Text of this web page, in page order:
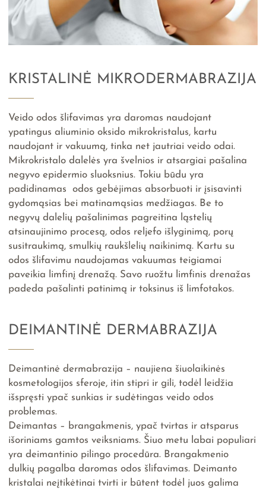
KRISTALINĖ MIKRODERMABRAZIJA
Veido odos šlifavimas yra daromas naudojant
ypatingus aliuminio oksido mikrokristalus, kartu
naudojant ir vakuumą, tinka net jautriai veido odai.
Mikrokristalo dalelės yra švelnios ir atsargiai pašalina
negyvo epidermio sluoksnius. Tokiu būdu yra
padidinamas odos gebėjimas absorbuoti ir įsisavinti
gydomąsias bei matinamąsias medžiagas. Be to
negyvų dalelių pašalinimas pagreitina ląstelių
atsinaujinimo procesą, odos reljefo išlyginimą, porų
susitraukimą, smulkių raukšlelių naikinimą. Kartu su
odos šlifavimu naudojamas vakuumas teigiamai
paveikia limfinį drenažą. Savo ruožtu limfinis drenažas
padeda pašalinti patinimą ir toksinus iš limfotakos.
DEIMANTINĖ DERMABRAZIJA
Deimantinė dermabrazija – naujiena šiuolaikinės
kosmetologijos sferoje, itin stipri ir gili, todėl leidžia
išspręsti ypač sunkias ir sudėtingas veido odos
problemas.
Deimantas – brangakmenis, ypač tvirtas ir atsparus
išoriniams gamtos veiksniams. Šiuo metu labai populiari
yra deimantinio pilingo procedūra. Brangakmenio
dulkių pagalba daromas odos šlifavimas. Deimanto
kristalai neįtikėtinai tvirti ir būtent todėl juos galima